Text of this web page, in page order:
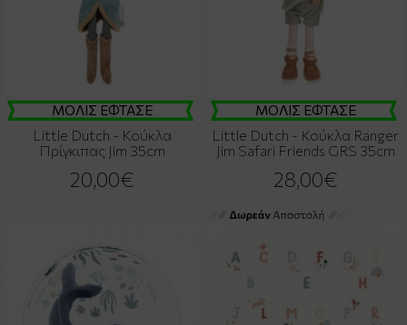
ΜΟΛΙΣ ΕΦΤΑΣΕ
Little Dutch - Κούκλα
Πρίγκιπας Jim 35cm
20,00€
ΜΟΛΙΣ ΕΦΤΑΣΕ
Little Dutch - Κούκλα Ranger
Jim Safari Friends GRS 35cm
28,00€